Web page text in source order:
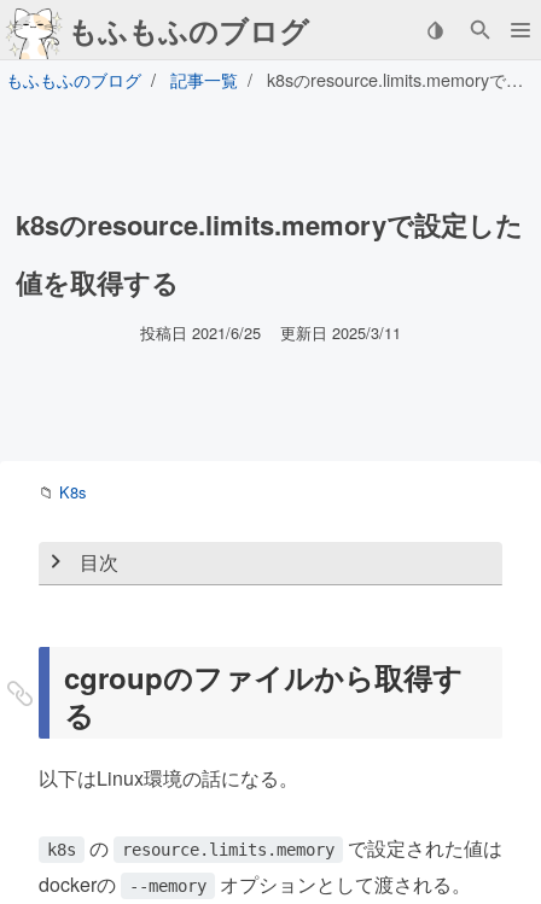
もふもふのブログ
もふもふのブログ 記事一覧 k8sのresource.limits.memoryで設定した値を取得する
k8sのresource.limits.memoryで設定した
値を取得する
投稿日 2021/6/25 更新日 2025/3/11
📁 K8s
目次
cgroupのファイルから取得す
る
以下はLinux環境の話になる。
k8s の resource.limits.memory
で設定された値は
dockerの
--memory
オプションとして渡される。